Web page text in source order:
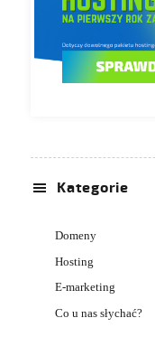
Kategorie
Domeny
Hosting
E-marketing
Co u nas słychać?